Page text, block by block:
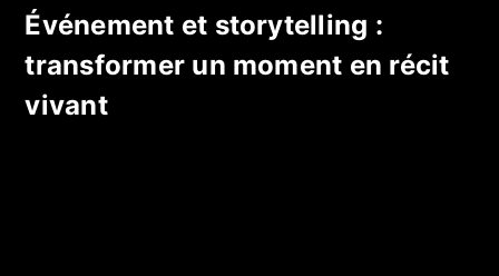
Événement et storytelling :
transformer un moment en récit
vivant